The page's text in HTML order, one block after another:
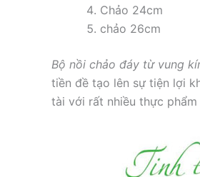
Chảo 24cm
chảo 26cm
Bộ nồi chảo đáy từ vung
tiền đề tạo lên sự tiện lợi
tài với rất nhiều thực